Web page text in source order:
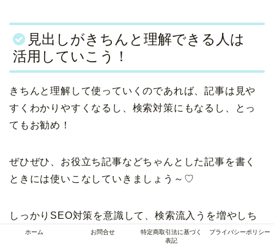
見出しがきちんと理解できる人は
活用していこう！
きちんと理解して使っていくのであれば、記事は見や
すくわかりやすくなるし、検索対策にもなるし、とっ
てもお勧め！
ぜひぜひ、お役立ち記事などちゃんとした記事を書く
ときには使いこなしていきましょう～♡
しっかりSEO対策を意識して、検索流入うを増やしち
ゃいましょ！
ホーム お問合せ
特定商取引法に基づく
表記
プライバシーポリシー